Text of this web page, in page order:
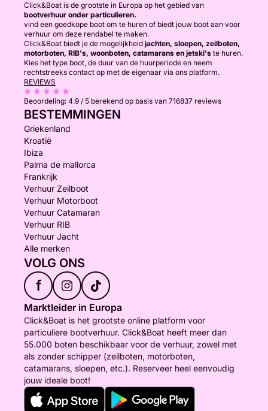
Click&Boat is de grootste in Europa op het gebied van
bootverhuur onder particulieren.
vind een goedkope boot om te huren of biedt jouw boot aan voor
verhuur om deze rendabel te maken.
Click&Boat biedt je de mogelijkheid jachten, sloepen, zeilboten,
motorboten, RIB's, woonboten, catamarans en jetski's te huren.
Kies het type boot, de duur van de huurperiode en neem
rechtstreeks contact op met de eigenaar via ons platform.
REVIEWS
Beoordeling: 4.9 / 5 berekend op basis van 716837 reviews
BESTEMMINGEN
Griekenland
Kroatië
Ibiza
Palma de mallorca
Frankrijk
Verhuur Zeilboot
Verhuur Motorboot
Verhuur Catamaran
Verhuur RIB
Verhuur Jacht
Alle merken
VOLG ONS
f
Marktleider in Europa
Click&Boat is het grootste online platform voor
particuliere bootverhuur. Click&Boat heeft meer dan
55.000 boten beschikbaar voor de verhuur, zowel met
als zonder schipper (zeilboten, motorboten,
catamarans, sloepen, etc.). Reserveer heel eenvoudig
jouw ideale boot!